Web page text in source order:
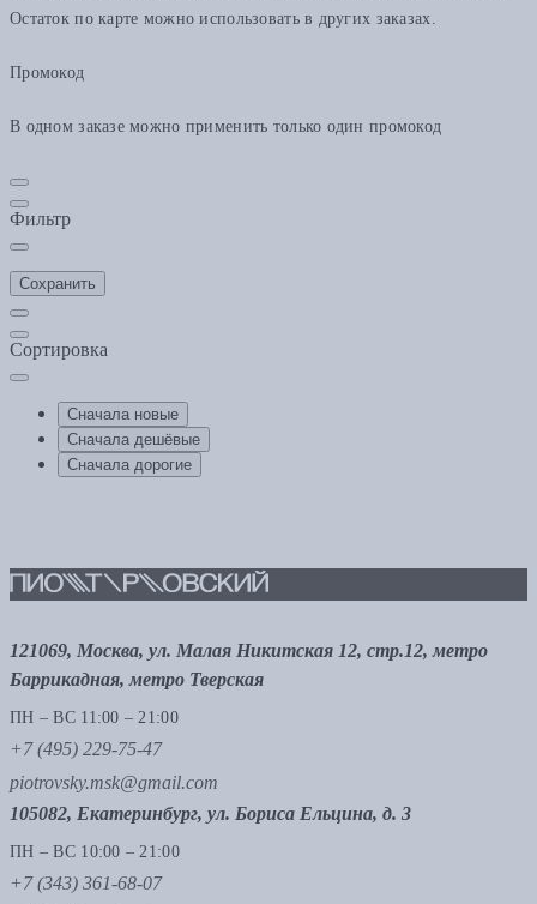
Остаток по карте можно использовать в других заказах.
Промокод
В одном заказе можно применить только один промокод
Фильтр
Сохранить
Сортировка
Сначала новые
Сначала дешёвые
Сначала дорогие
121069, Москва, ул. Малая Никитская 12, стр.12, метро
Баррикадная, метро Тверская
ПН – ВС 11:00 – 21:00
+7 (495) 229-75-47
piotrovsky.msk@gmail.com
105082, Екатеринбург, ул. Бориса Ельцина, д. 3
ПН – ВС 10:00 – 21:00
+7 (343) 361-68-07